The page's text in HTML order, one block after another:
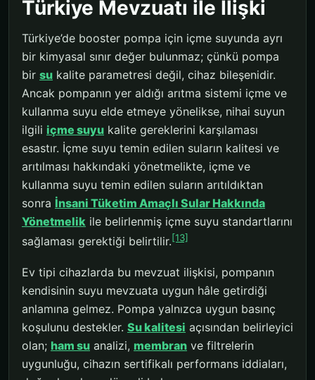
Türkiye Mevzuatı ile İlişki
Türkiye’de booster pompa için içme suyunda ayrı
bir kimyasal sınır değer bulunmaz; çünkü pompa
bir su kalite parametresi değil, cihaz bileşenidir.
Ancak pompanın yer aldığı arıtma sistemi içme ve
kullanma suyu elde etmeye yönelikse, nihai suyun
ilgili içme suyu kalite gereklerini karşılaması
esastır. İçme suyu temin edilen suların kalitesi ve
arıtılması hakkındaki yönetmelikte, içme ve
kullanma suyu temin edilen suların arıtıldıktan
sonra İnsani Tüketim Amaçlı Sular Hakkında
Yönetmelik ile belirlenmiş içme suyu standartlarını
sağlaması gerektiği belirtilir.[13]
Ev tipi cihazlarda bu mevzuat ilişkisi, pompanın
kendisinin suyu mevzuata uygun hâle getirdiği
anlamına gelmez. Pompa yalnızca uygun basınç
koşulunu destekler. Su kalitesi açısından belirleyici
olan; ham su analizi, membran ve filtrelerin
uygunluğu, cihazın sertifikalı performans iddiaları,